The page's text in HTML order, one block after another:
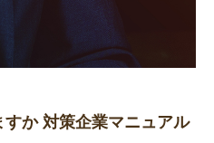
か 対策企業マニュアル